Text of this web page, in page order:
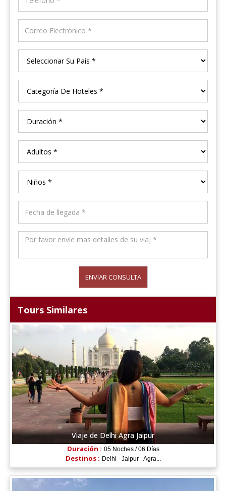
ENVIAR CONSULTA
Tours Similares
Viaje de Delhi Agra Jaipur
Duración : 05 Noches / 06 Días
Destinos : Delhi - Jaipur - Agra...